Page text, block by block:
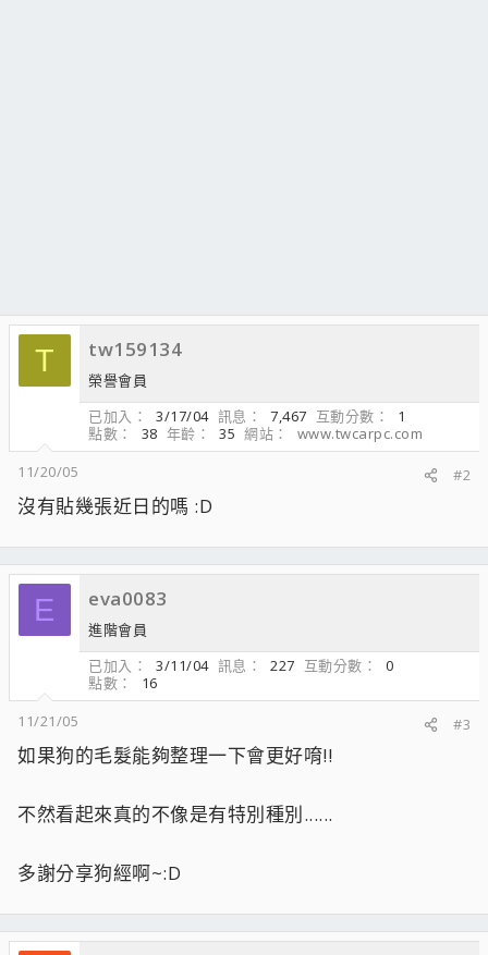
T tw159134
榮譽會員
已加入
3/17/04 訊息 7,467 互動分數
1
點數
38 年齡 35 網站
www.twcarpc.com
11/20/05
#2
沒有貼幾張近日的嗎 :D
E eva0083
進階會員
已加入
3/11/04 訊息 227 互動分數
0
點數
16
11/21/05
#3
如果狗的毛髮能夠整理一下會更好唷!!
不然看起來真的不像是有特別種別......
多謝分享狗經啊~:D